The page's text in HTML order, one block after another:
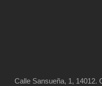
Calle Sansueña, 1, 14012.